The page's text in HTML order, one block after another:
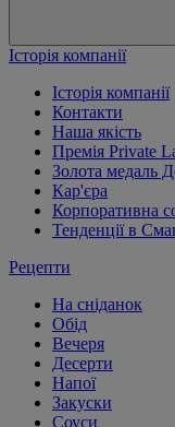
Історія компанії
Історія компанії
Контакти
Наша якість
Премія Private
Золота медаль
Кар'єра
Корпоративна
Тенденції в
Рецепти
На сніданок
Обід
Вечеря
Десерти
Напої
Закуски
Соуси